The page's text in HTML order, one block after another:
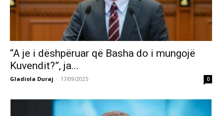
“A je i dëshpëruar që Basha do i mungojë
Kuvendit?”, ja...
Gladiola Duraj - 17/09/2025 0